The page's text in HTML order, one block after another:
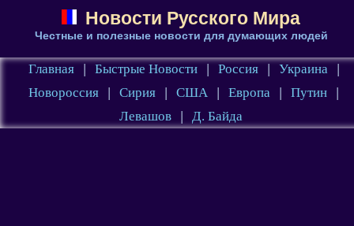
Новости Русского Мира
Честные и полезные новости для думающих людей
Главная | Быстрые Новости | Россия | Украина
|
Новороссия
| Сирия | США | Европа | Путин
|
Левашов
| Д. Байда